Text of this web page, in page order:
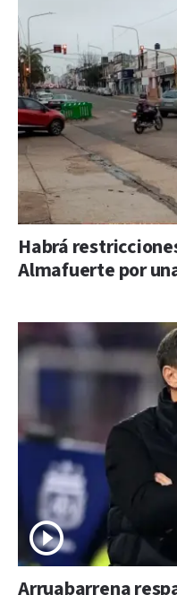
Habrá
Almafuerte por
Arruabarrena